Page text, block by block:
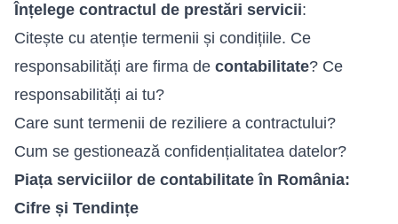
Înțelege contractul de prestări servicii:
Citește cu atenție termenii și condițiile. Ce
responsabilități are firma de contabilitate? Ce
responsabilități ai tu?
Care sunt termenii de reziliere a contractului?
Cum se gestionează confidențialitatea datelor?
Piața serviciilor de contabilitate în România:
Cifre și Tendințe